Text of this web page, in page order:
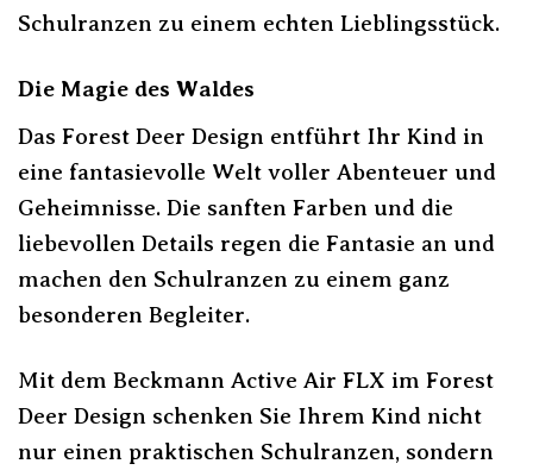
Schulranzen zu einem echten Lieblingsstück.
Die Magie des Waldes
Das Forest Deer Design entführt Ihr Kind in
eine fantasievolle Welt voller Abenteuer und
Geheimnisse. Die sanften Farben und die
liebevollen Details regen die Fantasie an und
machen den Schulranzen zu einem ganz
besonderen Begleiter.
Mit dem Beckmann Active Air FLX im Forest
Deer Design schenken Sie Ihrem Kind nicht
nur einen praktischen Schulranzen, sondern